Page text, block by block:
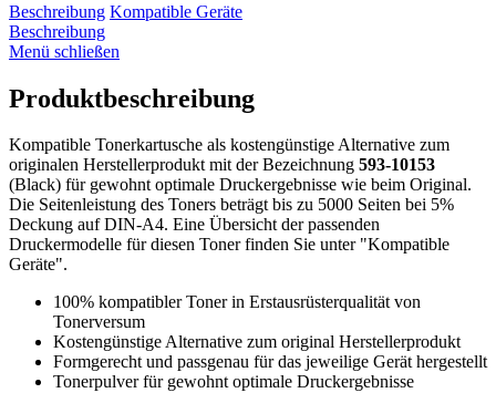
Beschreibung Kompatible Geräte
Beschreibung
Menü schließen
Produktbeschreibung
Kompatible Tonerkartusche als kostengünstige Alternative zum
originalen Herstellerprodukt mit der Bezeichnung 593-10153
(Black) für gewohnt optimale Druckergebnisse wie beim Original.
Die Seitenleistung des Toners beträgt bis zu 5000 Seiten bei 5%
Deckung auf DIN-A4. Eine Übersicht der passenden
Druckermodelle für diesen Toner finden Sie unter "Kompatible
Geräte".
100% kompatibler Toner in Erstausrüsterqualität von
Tonerversum
Kostengünstige Alternative zum original Herstellerprodukt
Formgerecht und passgenau für das jeweilige Gerät hergestellt
Tonerpulver für gewohnt optimale Druckergebnisse